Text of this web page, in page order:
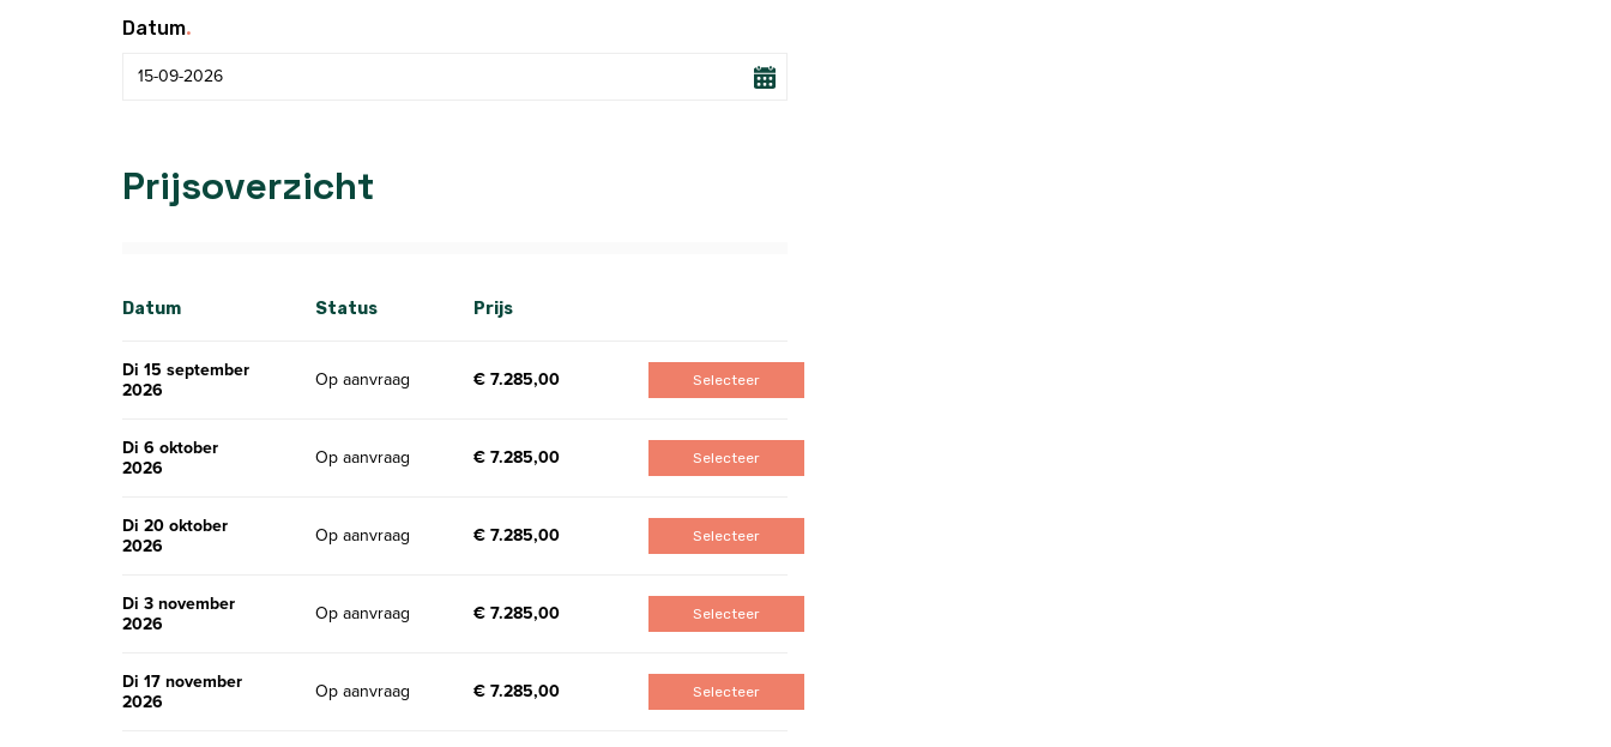
Datum.
Prijsoverzicht
Datum Status Prijs
di 15 september
2026
Op aanvraag € 7.285,00 Selecteer
di 6 oktober
2026
Op aanvraag € 7.285,00 Selecteer
di 20 oktober
2026
Op aanvraag € 7.285,00 Selecteer
di 3 november
2026
Op aanvraag € 7.285,00 Selecteer
di 17 november
2026
Op aanvraag € 7.285,00 Selecteer